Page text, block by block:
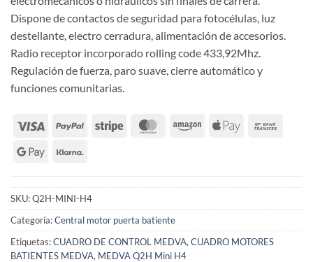
Dispone de contactos de seguridad para fotocélulas, luz
destellante, electro cerradura, alimentación de accesorios.
Radio receptor incorporado rolling code 433,92Mhz.
Regulación de fuerza, paro suave, cierre automático y
funciones comunitarias.
SKU:Q2H-MINI-H4
Categoría:Central motor puerta batiente
Etiquetas:CUADRO DE CONTROL MEDVA, CUADRO MOTORES
BATIENTES MEDVA, MEDVA Q2H Mini H4